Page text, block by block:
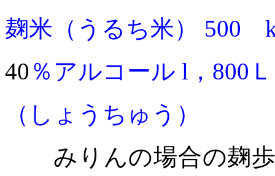
麹米（うるち米）
500
40 ％アルコール l ， 800
（しょうちゅう）
みりんの場合の麹歩